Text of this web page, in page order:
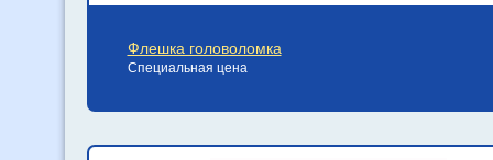
Флешка головоломка
Специальная цена